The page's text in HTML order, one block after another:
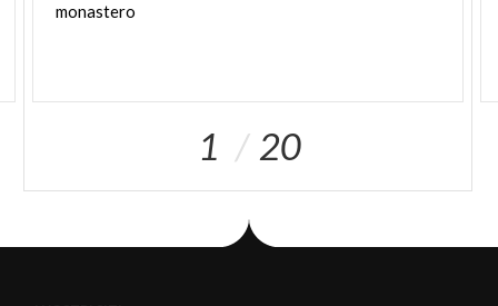
monastero
1 20